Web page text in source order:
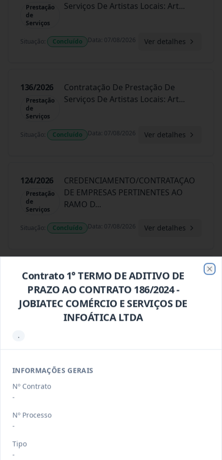
Prestação
de
Serviços
Serviços De Artistas Locais: Art...
Situação: Concluído Data: 07/08/2026 Ver detalhes
136/2026
Prestação
de
Serviços
Contratação De Prestação De
Serviços De Artistas Locais: Art...
Situação: Concluído Data: 07/08/2026 Ver detalhes
124/2026
Prestação
de
Serviços
CREDENCIAMENTO/CONTRATAÇAO
DE EMPRESAS PERTINENTES AO
RAMO D...
Situação: Concluído Data: 07/08/2026 Ver detalhes
123/2023
Outros
Constitui objeto do presente contrato
a Aquisição De Kit Lúd...
Situação: Concluído Data:07/08/2026 Ver detalhes
de
120/2026
Contrato 1° TERMO DE ADITIVO DE
PRAZO AO CONTRATO 186/2024 -
JOBIATEC COMÉRCIO E SERVIÇOS DE
INFOÁTICA LTDA
.
INFORMAÇÕES GERAIS
Nº Contrato
-
Nº Processo
-
Tipo
-